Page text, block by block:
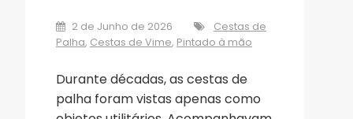
2 de Junho de 2026
Cestas de
Palha, Cestas de Vime, Pintado à mão
Durante décadas, as cestas de
palha foram vistas apenas como